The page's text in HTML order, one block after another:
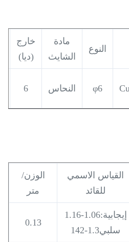
النوع
مادة
الشايث
خارج
(ديا)
φ6 النحاس 6
القياس الاسمي
للقائد
الوزن/
متر
إيجابية:1.06-1.16
سلبي1.3-142
0.13